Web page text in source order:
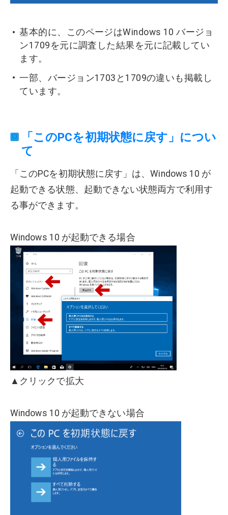
基本的に、このページはWindows 10 バージョ
ン1709を元に調査した結果を元に記載してい
ます。
一部、バージョン1703と1709の違いも掲載し
ています。
「このPCを初期状態に戻す」につい
て
「このPCを初期状態に戻す」は、Windows 10 が
起動できる状態、起動できない状態両方で利用す
る事ができます。
Windows 10 が起動できる場合
▲クリックで拡大
Windows 10 が起動できない場合